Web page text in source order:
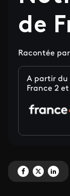
de
Racontée
A partir du
France 2
Partagez 'Notre
Partagez